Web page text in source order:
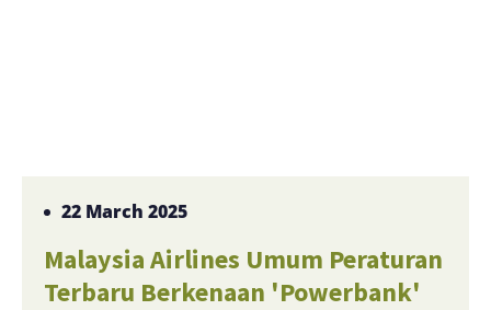
22 March 2025
Malaysia Airlines Umum Peraturan
Terbaru Berkenaan 'Powerbank'